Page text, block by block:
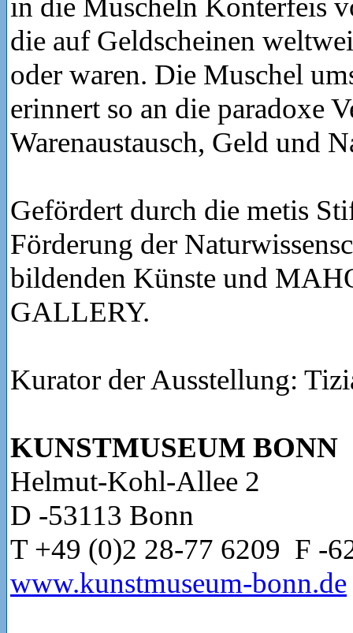
die auf Geldscheinen
oder waren. Die Muschel
erinnert so an die paradoxe
Warenaustausch, Geld und
Gefördert durch die metis
Förderung der
bildenden Künste und
GALLERY.
Kurator der Ausstellung:
KUNSTMUSEUM BONN
Helmut-Kohl-Allee 2
D -53113 Bonn
T +49 (0)2 28-77
www.kunstmuseum-bonn.de